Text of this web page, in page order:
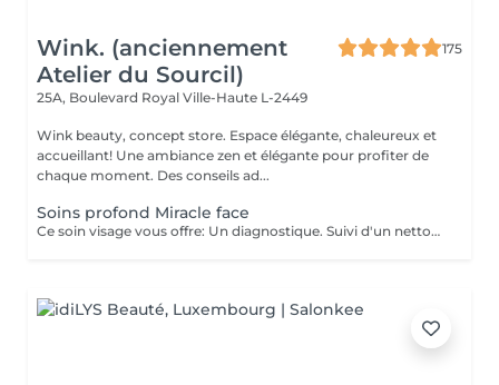
Wink. (anciennement
Atelier du Sourcil)
175
25A, Boulevard Royal Ville-Haute L-2449
Wink beauty, concept store. Espace élégante, chaleureux et
accueillant! Une ambiance zen et élégante pour profiter de
chaque moment. Des conseils ad...
Soins profond Miracle face
Ce soin visage vous offre: Un diagnostique. Suivi d'un nettoyage en profondeur de votre peau, et un massage Miracle Face qui a un effet de lifting immédiat , ce massage facial dégonfle, accentue les formes du visage et favorise la revitalisation naturelle de la peau.